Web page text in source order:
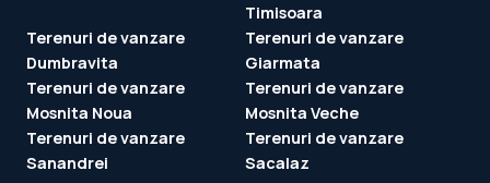
Timisoara
Terenuri de vanzare
Dumbravita
Terenuri de vanzare
Giarmata
Terenuri de vanzare
Mosnita Noua
Terenuri de vanzare
Mosnita Veche
Terenuri de vanzare
Sanandrei
Terenuri de vanzare
Sacalaz